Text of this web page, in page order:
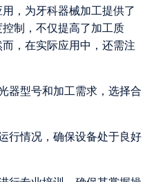
，为牙科器械加工提供了
制，不仅提高了加工质
，在实际应用中，还需注
器型号和加工需求，选择合
行情况，确保设备处于良好